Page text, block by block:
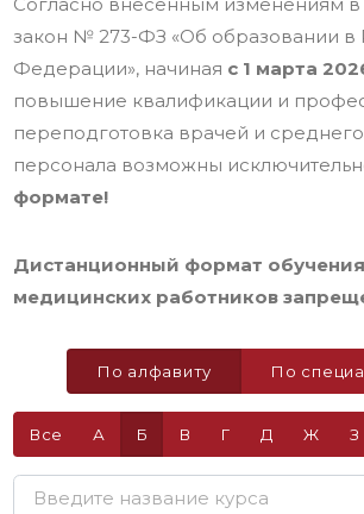
закон № 273-ФЗ «Об образовании в
Федерации», начиная с 1 марта
повышение квалификации и
переподготовка врачей и
персонала возможны
формате!
Дистанционный формат
медицинских работников
По алфавиту По
Все А Б В Г Д Ж З